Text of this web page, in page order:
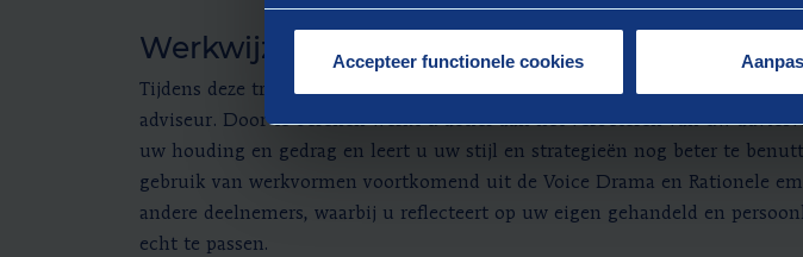
Accepteer functionele cookies
Werkwijze
Tijdens deze training gaat u via praktijkgerichte oefeningen, zelf
adviseur. Door te oefenen werkt u actief aan het verbeteren van uw
uw houding en gedrag en leert u uw stijl en strategieën nog beter te
gebruik van werkvormen voortkomend uit de Voice Drama en Rationele
andere deelnemers, waarbij u reflecteert op uw eigen gehandeld en
echt te passen.